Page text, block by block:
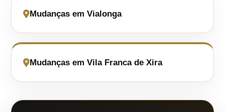
Mudanças em Vialonga
Mudanças em Vila Franca de Xira